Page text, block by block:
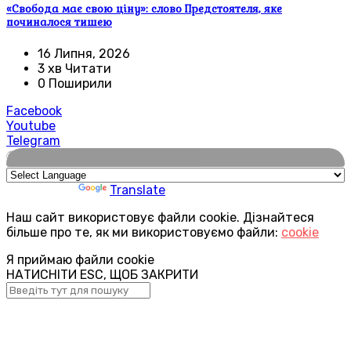
«Свобода має свою ціну»: слово Предстоятеля, яке
починалося тишею
16 Липня, 2026
3 хв Читати
0 Поширили
Facebook
Youtube
Telegram
🌍
Translate
Наш сайт використовує файли cookie. Дізнайтеся
більше про те, як ми використовуємо файли: cookie
Я приймаю файли cookie
НАТИСНІТИ ESC, ЩОБ ЗАКРИТИ